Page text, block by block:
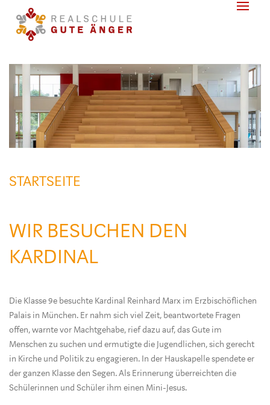
STARTSEITE
WIR BESUCHEN DEN
KARDINAL
Die Klasse 9e besuchte Kardinal Reinhard Marx im Erzbischöflichen
Palais in München. Er nahm sich viel Zeit, beantwortete Fragen
offen, warnte vor Machtgehabe, rief dazu auf, das Gute im
Menschen zu suchen und ermutigte die Jugendlichen, sich gerecht
in Kirche und Politik zu engagieren. In der Hauskapelle spendete er
der ganzen Klasse den Segen. Als Erinnerung überreichten die
Schülerinnen und Schüler ihm einen Mini‑Jesus.